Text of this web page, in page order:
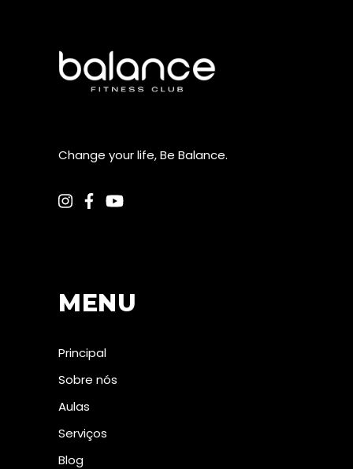
Change your life, Be Balance.
MENU
Principal
Sobre nós
Aulas
Serviços
Blog